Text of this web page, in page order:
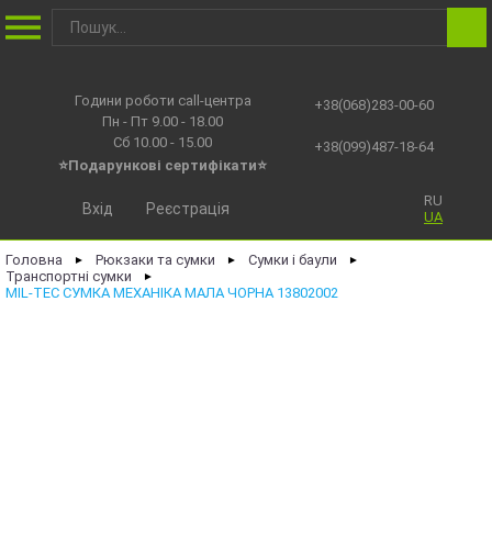
Години роботи call-центра
Пн - Пт 9.00 - 18.00
Сб 10.00 - 15.00
⭐Подарункові сертифікати⭐
+38(068)283-00-60
+38(099)487-18-64
RU
UA
Вхід Реєстрація
Головна ► Рюкзаки та сумки ► Сумки і баули ►
Транспортні сумки ►
MIL-TEC СУМКА МЕХАНІКА МАЛА ЧОРНА 13802002